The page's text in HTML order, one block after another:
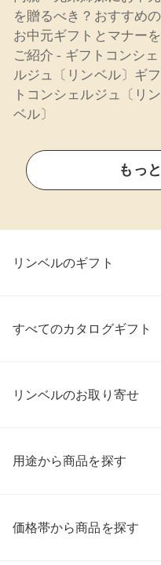
を贈るべき？おすすめの
お中元ギフトとマナーを
ご紹介 - ギフトコンシェ
ルジュ〔リンベル〕ギフ
トコンシェルジュ〔リン
ベル〕
もっ
リンベルのギフト
すべてのカタログギフト
リンベルのお取り寄せ
用途から商品を探す
価格帯から商品を探す